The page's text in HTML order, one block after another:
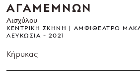
ΑΓΑΜΕΜΝΩΝ
Αισχύλου
ΚΕΝΤΡΙΚΉ ΣΚΗΝΉ
ΑΜΦΙΘΈΑΤΡΟ
ΛΕΥΚΩΣΊΑ
2021
Κήρυκας